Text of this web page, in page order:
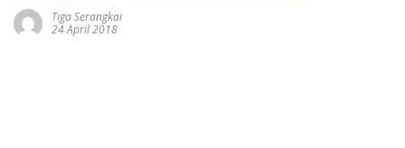
Tiga Serangkai
24 April 2018